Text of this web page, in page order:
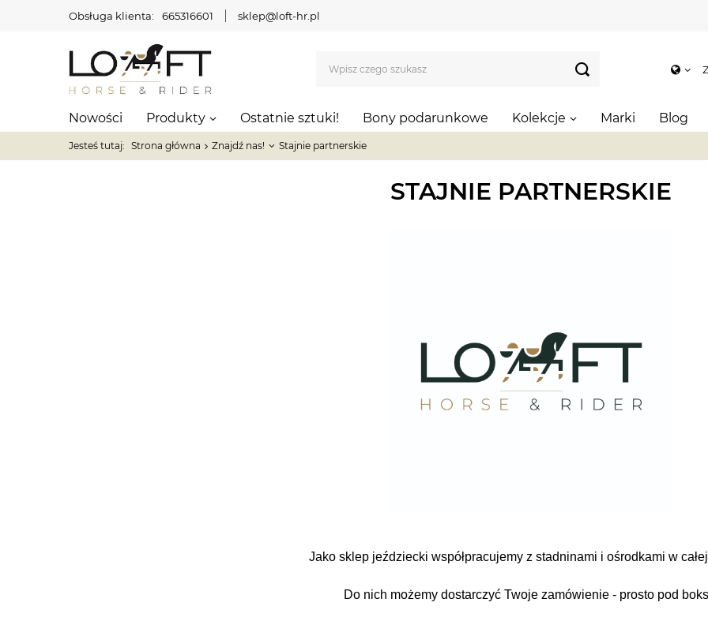
Obsługa klienta: 665316601 sklep@loft-hr.pl
Nowości Produkty Ostatnie sztuki! Bony podarunkowe Kolekcje Marki Blog
Jesteś tutaj: Strona główna Znajdź nas! Stajnie partnerskie
STAJNIE PARTNERSKIE
Jako sklep jeździecki współpracujemy z stadninami i ośrodkami w
Do nich możemy dostarczyć Twoje zamówienie - prosto pod